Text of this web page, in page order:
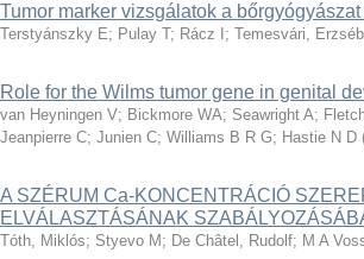
Tumor marker vizsgálatok a
Terstyánszky E; Pulay T; Rácz I ; Temesvári,
Role for the Wilms tumor gene in genital
van Heyningen V; Bickmore WA; Seawright A;
Jeanpierre C; Junien C; Williams B R G; Hastie N D
A SZÉRUM Ca-KONCENTRÁCIÓ
ELVÁLASZTÁSÁNAK
Tóth, Miklós; Styevo M ; De Châtel, Rudolf; M A